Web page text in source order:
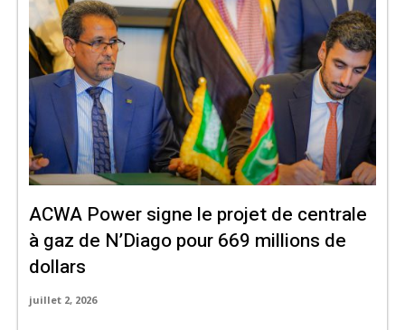
ACWA Power signe le projet de centrale
à gaz de N’Diago pour 669 millions de
dollars
juillet 2, 2026